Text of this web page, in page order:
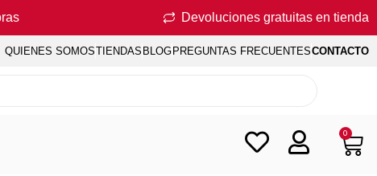
Devoluciones gratuitas en tienda
QUIENES SOMOSTIENDAS BLOG PREGUNTAS FRECUENTESCONTACTO
0